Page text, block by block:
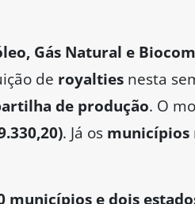
Gás Natural e
de royalties nesta
de produção. O
. Já os municípios
municípios e dois